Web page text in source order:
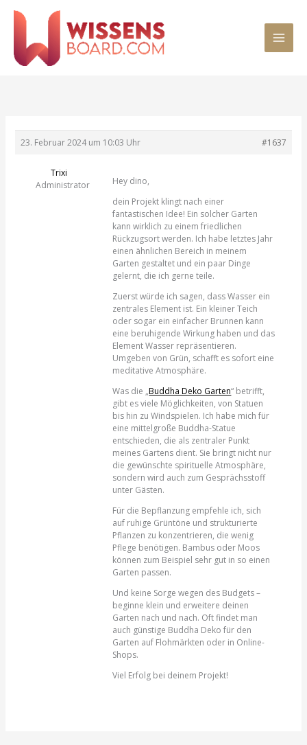
Inhalt
23. Februar 2024 um 10:03 Uhr #1637
Trixi
Administrator
Hey dino,
dein Projekt klingt nach einer
fantastischen Idee! Ein solcher Garten
kann wirklich zu einem friedlichen
Rückzugsort werden. Ich habe letztes Jahr
einen ähnlichen Bereich in meinem
Garten gestaltet und ein paar Dinge
gelernt, die ich gerne teile.
Zuerst würde ich sagen, dass Wasser ein
zentrales Element ist. Ein kleiner Teich
oder sogar ein einfacher Brunnen kann
eine beruhigende Wirkung haben und das
Element Wasser repräsentieren.
Umgeben von Grün, schafft es sofort eine
meditative Atmosphäre.
Was die „Buddha Deko Garten“ betrifft,
gibt es viele Möglichkeiten, von Statuen
bis hin zu Windspielen. Ich habe mich für
eine mittelgroße Buddha-Statue
entschieden, die als zentraler Punkt
meines Gartens dient. Sie bringt nicht nur
die gewünschte spirituelle Atmosphäre,
sondern wird auch zum Gesprächsstoff
unter Gästen.
Für die Bepflanzung empfehle ich, sich
auf ruhige Grüntöne und strukturierte
Pflanzen zu konzentrieren, die wenig
Pflege benötigen. Bambus oder Moos
können zum Beispiel sehr gut in so einen
Garten passen.
Und keine Sorge wegen des Budgets –
beginne klein und erweitere deinen
Garten nach und nach. Oft findet man
auch günstige Buddha Deko für den
Garten auf Flohmärkten oder in Online-
Shops.
Viel Erfolg bei deinem Projekt!